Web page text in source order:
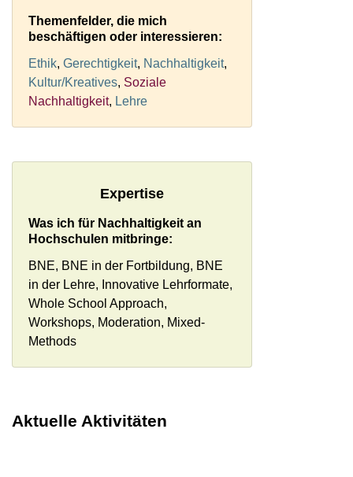
Themenfelder, die mich
beschäftigen oder interessieren:
Ethik, Gerechtigkeit, Nachhaltigkeit,
Kultur/Kreatives, Soziale
Nachhaltigkeit, Lehre
Expertise
Was ich für Nachhaltigkeit an
Hochschulen mitbringe:
BNE, BNE in der Fortbildung, BNE
in der Lehre, Innovative Lehrformate,
Whole School Approach,
Workshops, Moderation, Mixed-
Methods
Aktuelle Aktivitäten